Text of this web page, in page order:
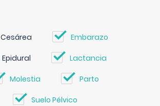
Cesárea Embarazo
Epidural Lactancia
Molestia Parto
Suelo Pélvico